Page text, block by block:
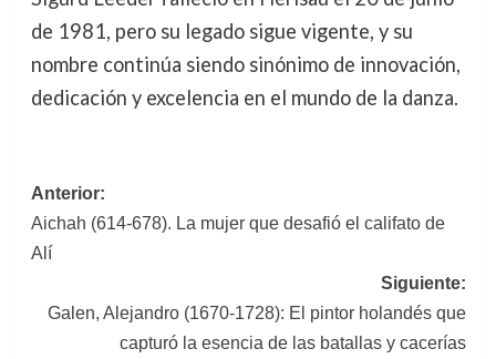
de 1981, pero su legado sigue vigente, y su
nombre continúa siendo sinónimo de innovación,
dedicación y excelencia en el mundo de la danza.
Navegación
de
Anterior:
Aichah (614-678). La mujer que desafió el califato de
Alí
Siguiente:
Galen, Alejandro (1670-1728): El pintor holandés que
capturó la esencia de las batallas y cacerías